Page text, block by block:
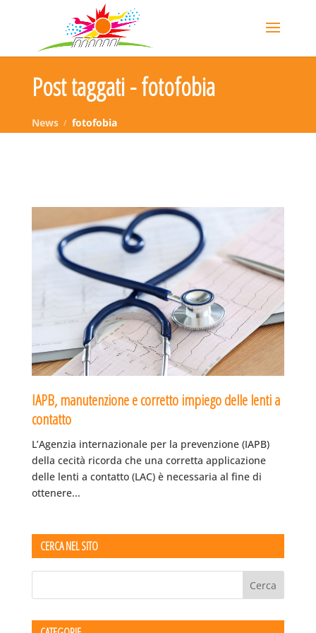
Post taggati - fotofobia
News fotofobia
IAPB, manutenzione e corretto impiego delle lenti a
contatto
L’Agenzia internazionale per la prevenzione (IAPB)
della cecità ricorda che una corretta applicazione
delle lenti a contatto (LAC) è necessaria al fine di
ottenere...
CERCA NEL SITO